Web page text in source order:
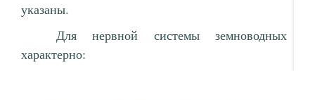
указаны.
Для нервной системы земноводных
характерно: